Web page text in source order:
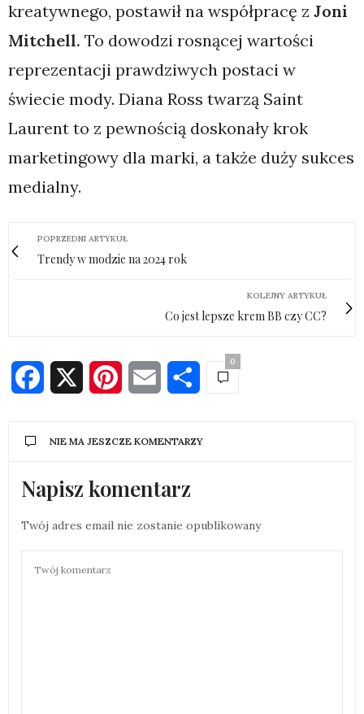
kreatywnego, postawił na współpracę z Joni
Mitchell. To dowodzi rosnącej wartości
reprezentacji prawdziwych postaci w
świecie mody. Diana Ross twarzą Saint
Laurent to z pewnością doskonały krok
marketingowy dla marki, a także duży sukces
medialny.
POPRZEDNI ARTYKUŁ
Trendy w modzie na 2024 rok
KOLEJNY ARTYKUŁ
Co jest lepsze krem BB czy CC?
Facebook PinterestEmail Share
0
NIE MA JESZCZE KOMENTARZY
Napisz komentarz
Twój adres email nie zostanie opublikowany